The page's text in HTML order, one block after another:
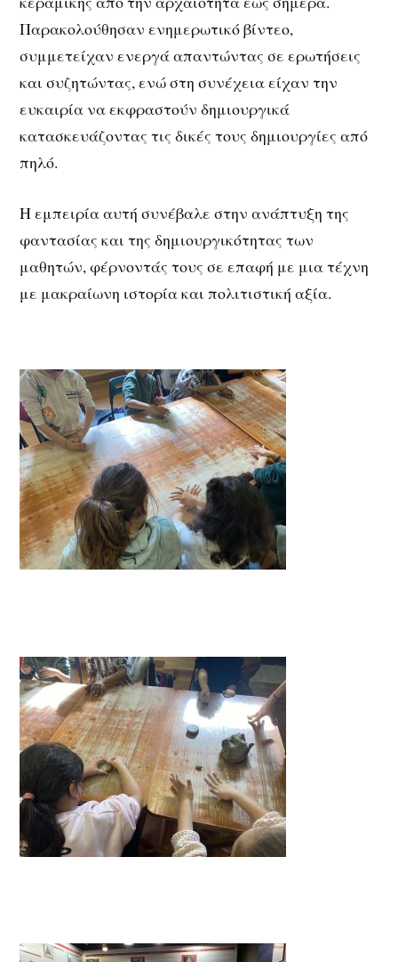
Παρακολούθησαν ενημερωτικό βίντεο,
συμμετείχαν ενεργά απαντώντας σε ερωτήσεις
και συζητώντας, ενώ στη συνέχεια είχαν την
ευκαιρία να εκφραστούν δημιουργικά
κατασκευάζοντας τις δικές τους δημιουργίες από
πηλό.
Η εμπειρία αυτή συνέβαλε στην ανάπτυξη της
φαντασίας και της δημιουργικότητας των
μαθητών, φέρνοντάς τους σε επαφή με μια τέχνη
με μακραίωνη ιστορία και πολιτιστική αξία.